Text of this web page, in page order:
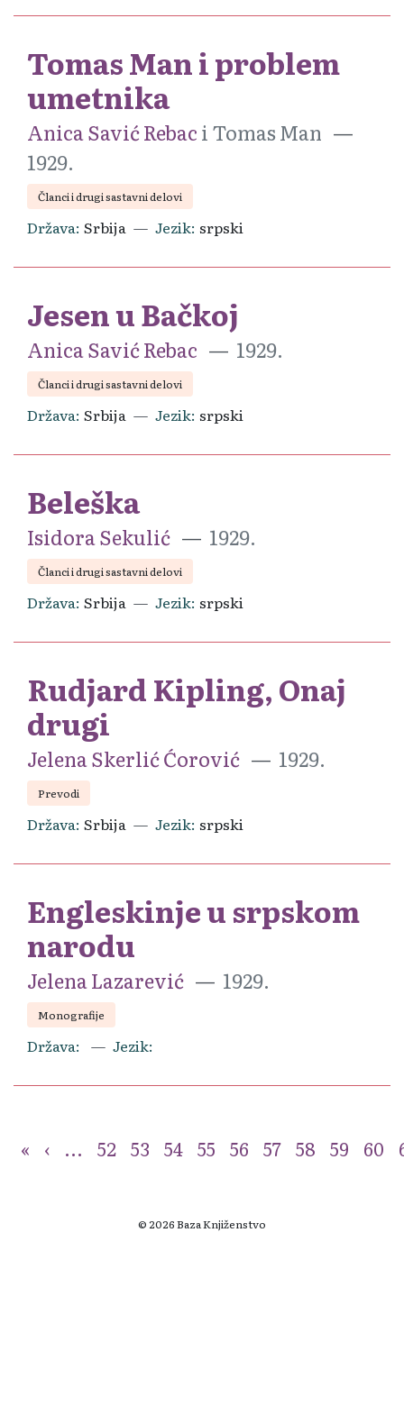
Tomas Man i problem
umetnika
Anica Savić Rebaci Tomas Man
1929.
Članci i drugi sastavni delovi
Država Srbija Jezik srpski
Jesen u Bačkoj
Anica Savić Rebac 1929.
Članci i drugi sastavni delovi
Država Srbija Jezik srpski
Beleška
Isidora Sekulić 1929.
Članci i drugi sastavni delovi
Država Srbija Jezik srpski
Rudjard Kipling, Onaj
drugi
Jelena Skerlić Ćorović 1929.
Prevodi
Država Srbija Jezik srpski
Engleskinje u srpskom
narodu
Jelena Lazarević 1929.
Monografije
Država Jezik
« ‹ ... 52 53 54 55 56 57 58 59 60
© 2026 Baza Knjiženstvo